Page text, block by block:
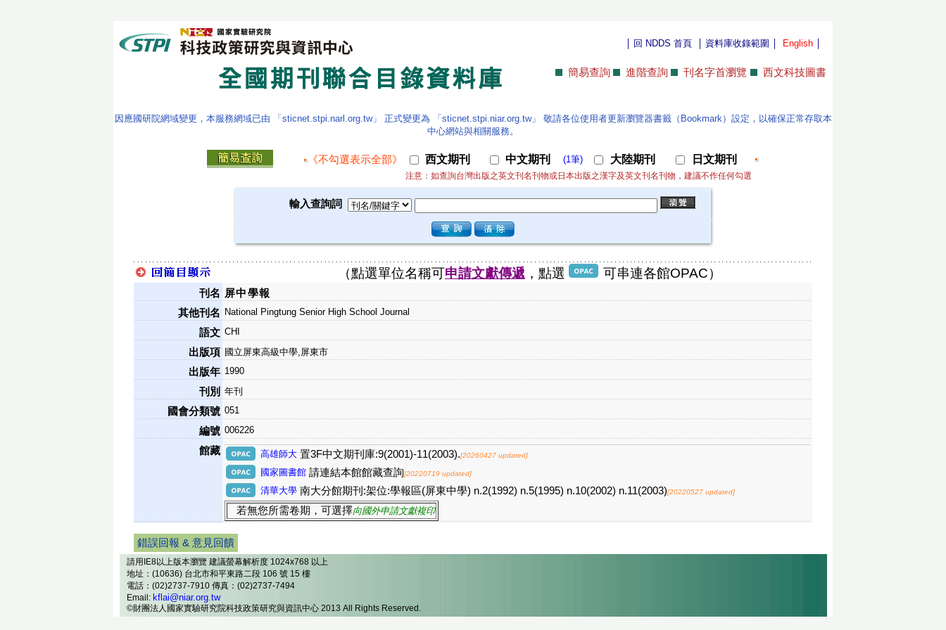
回 NDDS 首頁 資料庫收錄範圍 English
簡易查詢 進階查詢 刊名字首瀏覽 西文科技圖書
因應國研院網域變更，本服務網域已由 「sticnet.stpi.narl.org.tw」 正式變更為 「sticnet.stpi.niar.org.tw」 敬請各位使用者更新瀏覽器書籤（Bookmark）設定，以確保正常存取本
中心網站與相關服務。
《不勾選表示全部》 西文期刊 中文期刊 (1筆) 大陸期刊 日文期刊
注意：如查詢台灣出版之英文刊名刊物或日本出版之漢字及英文刊名刊物，建議不作任何勾選
輸入查詢詞
（點選單位名稱可申請文獻傳遞 ，點選 可串連各館OPAC）
刊名 屏中學報
其他刊名 National Pingtung Senior High School Journal
語文 CHI
出版項 國立屏東高級中學,屏東市
出版年 1990
刊別 年刊
國會分類號 051
編號 006226
館藏 高雄師大 置3F中文期刊庫:9(2001)-11(2003).[20260427 updated]
國家圖書館 請連結本館館藏查詢[20220719 updated]
清華大學 南大分館期刊:架位:學報區(屏東中學) n.2(1992) n.5(1995) n.10(2002) n.11(2003)[20220527 updated]
若無您所需卷期，可選擇向國外申請文獻複印
錯誤回報 & 意見回饋
請用IE8以上版本瀏覽 建議螢幕解析度 1024x768 以上
地址：(10636) 台北市和平東路二段 106 號 15 樓
電話：(02)2737-7910 傳真：(02)2737-7494
Email: kflai@niar.org.tw
©財團法人國家實驗研究院科技政策研究與資訊中心 2013 All Rights Reserved.